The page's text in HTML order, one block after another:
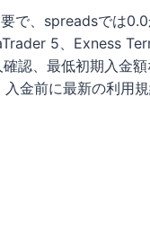
で、spreadsでは
5、Exness
認、最低初期入金
金前に最新の利用